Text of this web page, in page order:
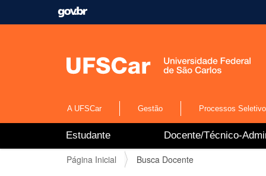
A UFSCar Gestão Processos
v
Estudante Docente/Técnico-
V
Página Inicial Busca Docente